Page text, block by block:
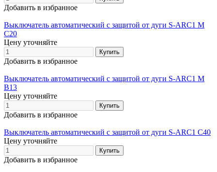
Добавить в избранное
Выключатель автоматический с защитой от дуги S-ARC1 M
C20
Цену уточняйте
Добавить в избранное
Выключатель автоматический с защитой от дуги S-ARC1 M
B13
Цену уточняйте
Добавить в избранное
Выключатель автоматический с защитой от дуги S-ARC1 C40
Цену уточняйте
Добавить в избранное